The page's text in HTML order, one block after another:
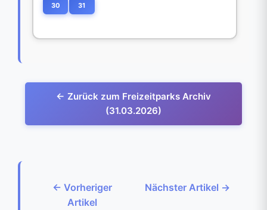
30 31
← Zurück zum Freizeitparks Archiv
(31.03.2026)
← Vorheriger
Artikel
Nächster Artikel →